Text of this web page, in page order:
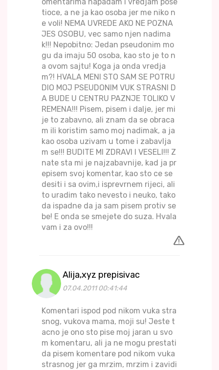
tioce, a ne ja kao osoba jer me niko n
e voli! NEMA UVREDE AKO NE POZNA
JES OSOBU, vec samo njen nadima
k!!! Nepobitno: Jedan pseudonim mo
gu da imaju 50 osoba, kao sto je to n
a ovom sajtu! Koga ja onda vredja
m?! HVALA MENI STO SAM SE POTRU
DIO MOJ PSEUDONIM VUK STRASNI D
A BUDE U CENTRU PAZNJE TOLIKO V
REMENA!!! Pisem, pisem i dalje, jer mi
je to zabavno, ali znam da se obraca
m ili koristim samo moj nadimak, a ja
kao osoba uzivam u tome i zabavlja
m se!!! BUDITE MI ZDRAVI I VESELI!!! Z
nate sta mi je najzabavnije, kad ja pr
episem svoj komentar, kao sto ce se
desiti i sa ovim,i isprevrnem rijeci, ali
to uradim tako nevesto i neuko, tako
da ispadne da ja sam pisem protiv se
be! E onda se smejete do suza. Hvala
vam i za ovo!!!
Alija,xyz prepisivac
07.04.2011 00:41:44
Komentari ispod pod nikom vuka stra
snog, vukova mama, moji su! Jeste t
acno je ono sto pise moj jaran u svo
m komentaru, ali ja ne mogu prestati
da pisem komentare pod nikom vuka
strasnog jer ga mrzim, mrzim i zavidi